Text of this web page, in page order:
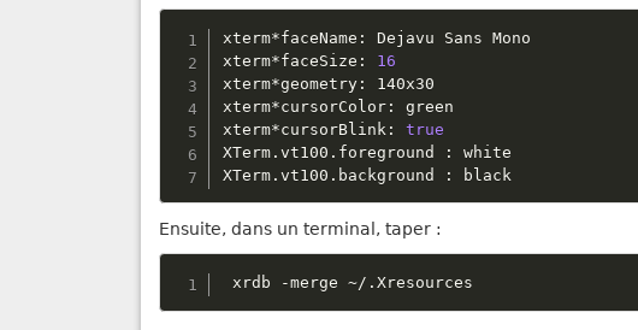
xterm*faceName :
Dejavu Sans Mono
xterm*faceSize :
16
xterm*geometry :
140x30
xterm*cursorColor :
green
xterm*cursorBlink :
true
XTerm .vt100 . foreground :
white
XTerm .vt100 . background : black
Ensuite, dans un terminal, taper :
xrdb -merge ~/ .Xresources